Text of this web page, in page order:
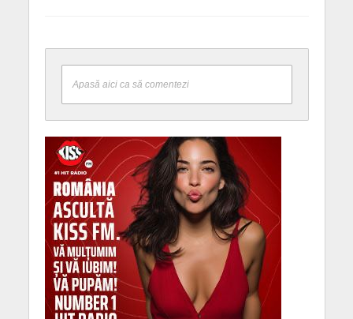
Apasă aici ca să comentezi